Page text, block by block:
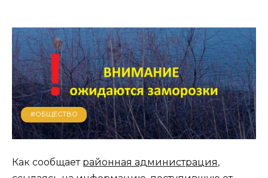
#ОБЩЕСТВО
Как сообщает районная администрация,